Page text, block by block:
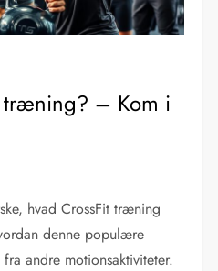
træning? – Kom i
hvad CrossFit træning
denne populære
andre motionsaktiviteter.